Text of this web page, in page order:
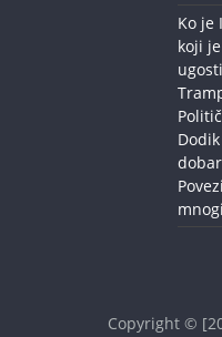
Ko je
koji
Copyright ©